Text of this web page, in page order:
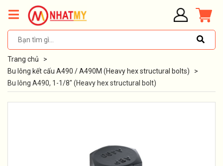
Trang chủ
>
Bu lông kết cấu A490 / A490M (Heavy hex structural bolts)
>
Bu lông A490, 1-1/8" (Heavy hex structural bolt)